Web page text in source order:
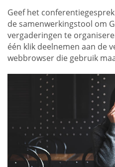
Geef het
de samenwerkingstool om
vergaderingen te
één klik deelnemen aan de
webbrowser die gebruik